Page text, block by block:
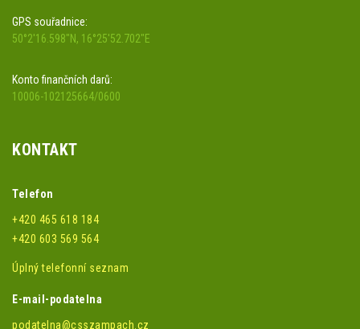
GPS souřadnice:
50°2'16.598"N, 16°25'52.702"E
Konto finančních darů:
10006-102125664/0600
KONTAKT
Telefon
+420 465 618 184
+420 603 569 564
Úplný telefonní seznam
E-mail-podatelna
podatelna@csszampach.cz